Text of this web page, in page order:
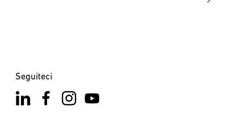
Seguiteci